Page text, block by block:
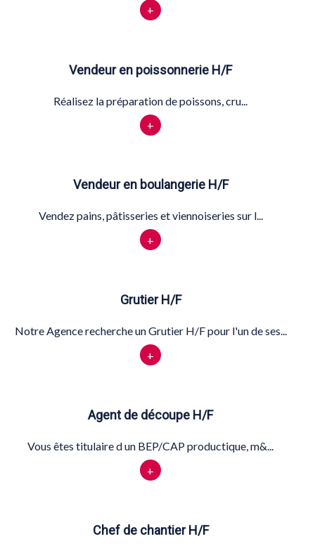
+
Vendeur en poissonnerie H/F
Réalisez la préparation de poissons, cru...
+
Vendeur en boulangerie H/F
Vendez pains, pâtisseries et viennoiseries sur l...
+
Grutier H/F
Notre Agence recherche un Grutier H/F pour l'un de ses...
+
Agent de découpe H/F
Vous êtes titulaire d un BEP/CAP productique, m&...
+
Chef de chantier H/F